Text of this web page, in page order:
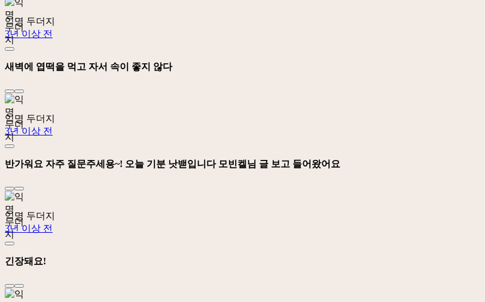
익명 두더지
3년 이상 전
새벽에 엽떡을 먹고 자서 속이 좋지 않다
익명 두더지
3년 이상 전
반가워요 자주 질문주세용~! 오늘 기분 낫밷입니다 모빈켈님 글 보고 들어왔어요
익명 두더지
3년 이상 전
긴장돼요!